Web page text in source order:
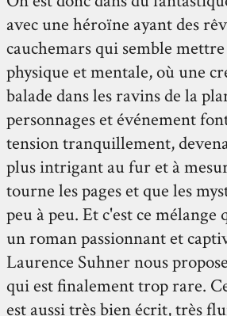
avec une héroïne ayant des
cauchemars qui semble mettre
physique et mentale, où une
balade dans les ravins de la
personnages et événement
tension tranquillement,
plus intrigant au fur et à
tourne les pages et que les
peu à peu. Et c'est ce mélange
un roman passionnant et
Laurence Suhner nous
qui est finalement trop rare.
est aussi très bien écrit, très